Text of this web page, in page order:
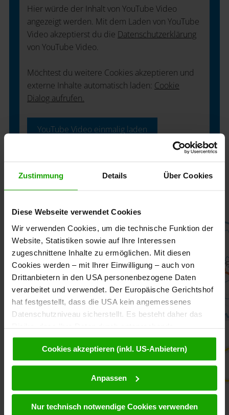
Zustimmung Details Über Cookies
Diese Webseite verwendet Cookies
Wir verwenden Cookies, um die technische Funktion der
Website, Statistiken sowie auf Ihre Interessen
zugeschnittene Inhalte zu ermöglichen. Mit diesen
Cookies werden – mit Ihrer Einwilligung – auch von
Drittanbietern in den USA personenbezogene Daten
verarbeitet und verwendet. Der Europäische Gerichtshof
hat festgestellt, dass die USA kein angemessenes
Datenschutzniveau sicherstellt. Es besteht daher das
Risiko, dass Ihre Daten durch entsprechende
Anordnungen gegenüber den Drittanbietern (z.B. Google,
Meta) dem Zugriff durch US-Behörden zu Kontroll- und
Überwachungszwecken unterliegen und dagegen keine
wirksamen Rechtsbehelfe zur Verfügung stehen. Mit
Ihrem Klick auf „Cookies akzeptieren (inkl. US-
von Drittanbietern (auch in den USA) verwendet werden
Cookies akzeptieren (inkl. US-Anbietern)
Anpassen
Nur technisch notwendige Cookies verwenden
Hier würde der Inhalt von YouTube Video
angezeigt werden. Mit dem Laden von YouTube
Video akzeptierst du die Datenschutzerklärung
von YouTube Video.
Möchtest du weitere Cookies akzeptieren und
externe Inhalte automatisch laden: Cookie
Dialog aufrufen.
YouTube Video einmalig laden
Toblach - Lienz
48,5 km